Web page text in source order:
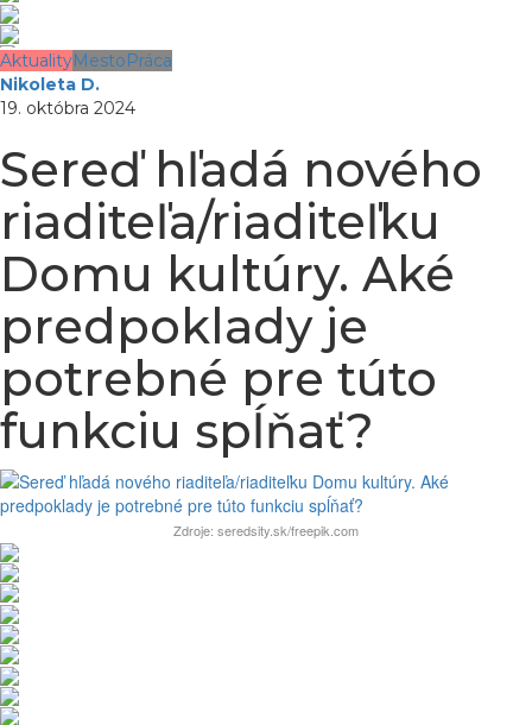
AktualityMesto Práca
Nikoleta D.
19. októbra 2024
Sereď hľadá nového
riaditeľa/riaditeľku
Domu kultúry. Aké
predpoklady je
potrebné pre túto
funkciu spĺňať?
Zdroje: seredsity.sk/freepik.com